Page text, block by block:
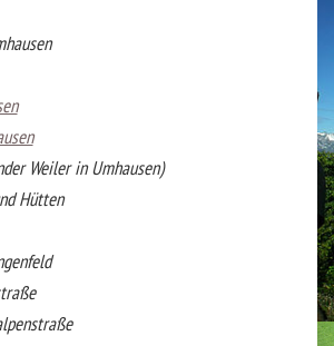
Weiler in Umhausen)
Hütten